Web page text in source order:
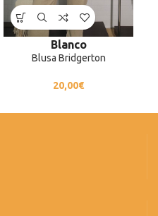
Blanco
Blusa Bridgerton
20,00€